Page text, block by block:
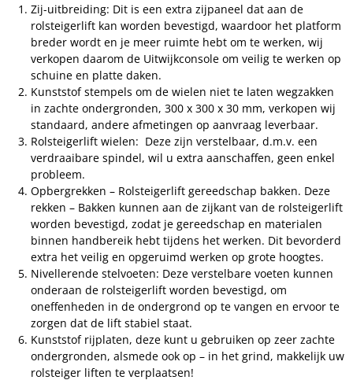
Zij-uitbreiding: Dit is een extra zijpaneel dat aan de
rolsteigerlift kan worden bevestigd, waardoor het platform
breder wordt en je meer ruimte hebt om te werken, wij
verkopen daarom de Uitwijkconsole om veilig te werken op
schuine en platte daken.
Kunststof stempels om de wielen niet te laten wegzakken
in zachte ondergronden, 300 x 300 x 30 mm, verkopen wij
standaard, andere afmetingen op aanvraag leverbaar.
Rolsteigerlift wielen: Deze zijn verstelbaar, d.m.v. een
verdraaibare spindel, wil u extra aanschaffen, geen enkel
probleem.
Opbergrekken – Rolsteigerlift gereedschap bakken. Deze
rekken – Bakken kunnen aan de zijkant van de rolsteigerlift
worden bevestigd, zodat je gereedschap en materialen
binnen handbereik hebt tijdens het werken. Dit bevorderd
extra het veilig en opgeruimd werken op grote hoogtes.
Nivellerende stelvoeten: Deze verstelbare voeten kunnen
onderaan de rolsteigerlift worden bevestigd, om
oneffenheden in de ondergrond op te vangen en ervoor te
zorgen dat de lift stabiel staat.
Kunststof rijplaten, deze kunt u gebruiken op zeer zachte
ondergronden, alsmede ook op – in het grind, makkelijk uw
rolsteiger liften te verplaatsen!